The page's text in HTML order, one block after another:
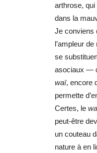
arthrose, qui
dans la
Je conviens
l’ampleur
se
asociaux —
waï, encore
permette
Certes, le
peut-être
un couteau
nature à en